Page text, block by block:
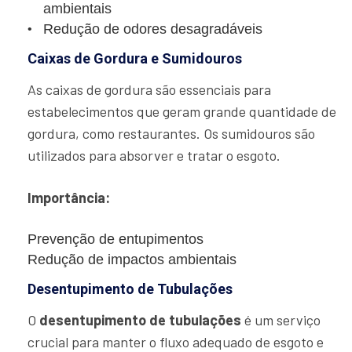
ambientais
Redução de odores desagradáveis
Caixas de Gordura e Sumidouros
As caixas de gordura são essenciais para
estabelecimentos que geram grande quantidade de
gordura, como restaurantes. Os sumidouros são
utilizados para absorver e tratar o esgoto.
Importância:
Prevenção de entupimentos
Redução de impactos ambientais
Desentupimento de Tubulações
O desentupimento de tubulações é um serviço
crucial para manter o fluxo adequado de esgoto e